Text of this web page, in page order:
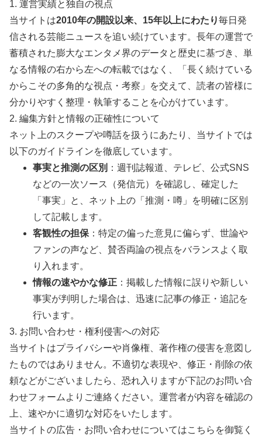
1. 運営実績と独自の視点
当サイトは2010年の開設以来、15年以上にわたり毎日発
信される芸能ニュースを追い続けています。長年の運営で
蓄積された膨大なエンタメ界のデータと歴史に基づき、単
なる情報の右から左への転載ではなく、「長く続けている
からこその多角的な視点・考察」を交えて、読者の皆様に
分かりやすく整理・執筆することを心がけています。
2. 編集方針と情報の正確性について
ネット上のスクープや噂話を扱うにあたり、当サイトでは
以下のガイドラインを徹底しています。
事実と推測の区別 ：週刊誌報道、テレビ、公式SNS
などの一次ソース（発信元）を確認し、確定した
「事実」と、ネット上の「推測・噂」を明確に区別
して記載します。
客観性の担保 ：特定の偏った意見に偏らず、世論や
ファンの声など、賛否両論の視点をバランスよく取
り入れます。
情報の速やかな修正 ：掲載した情報に誤りや新しい
事実が判明した場合は、迅速に記事の修正・追記を
行います。
3. お問い合わせ・権利侵害への対応
当サイトはプライバシーや肖像権、著作権の侵害を意図し
たものではありません。不適切な表現や、修正・削除の依
頼などがございましたら、恐れ入りますが下記のお問い合
わせフォームよりご連絡ください。運営者が内容を確認の
上、速やかに適切な対応をいたします。
当サイトの広告・お問い合わせについてはこちらを御覧く